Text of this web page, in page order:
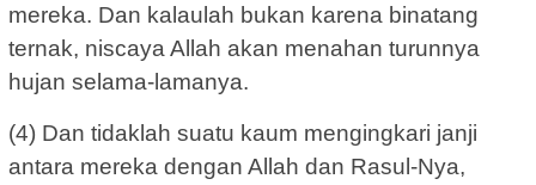
mereka. Dan kalaulah bukan karena binatang
ternak, niscaya Allah akan menahan turunnya
hujan selama-lamanya.
(4) Dan tidaklah suatu kaum mengingkari janji
antara mereka dengan Allah dan Rasul-Nya,